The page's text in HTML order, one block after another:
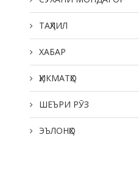
ҶАВОНОН — НЕРУИ ЭҲЁГАР ВА
ТАКЯГОҲИ МИЛЛАТ
22.05.2026
ТАҲЛИЛ
ХАБАР
ҲИКМАТҲО
ШЕЪРИ РӮЗ
ЭЪЛОНҲО